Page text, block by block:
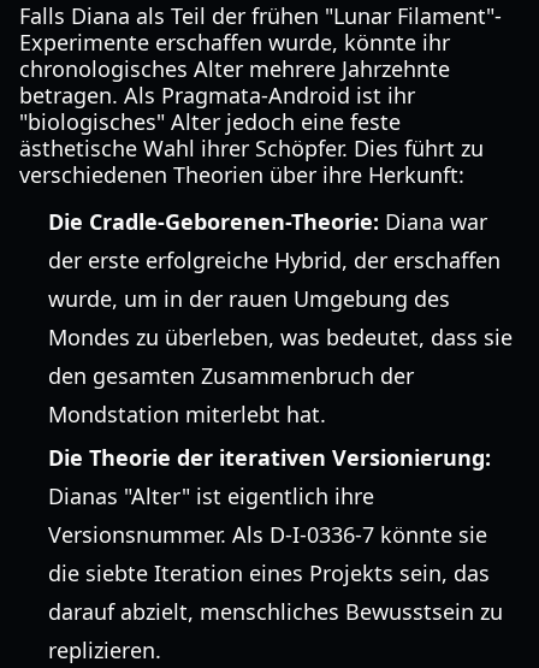
Falls Diana als Teil der frühen "Lunar Filament"-
Experimente erschaffen wurde, könnte ihr
chronologisches Alter mehrere Jahrzehnte
betragen. Als Pragmata-Android ist ihr
"biologisches" Alter jedoch eine feste
ästhetische Wahl ihrer Schöpfer. Dies führt zu
verschiedenen Theorien über ihre Herkunft:
Die Cradle-Geborenen-Theorie: Diana war
der erste erfolgreiche Hybrid, der erschaffen
wurde, um in der rauen Umgebung des
Mondes zu überleben, was bedeutet, dass sie
den gesamten Zusammenbruch der
Mondstation miterlebt hat.
Die Theorie der iterativen Versionierung:
Dianas "Alter" ist eigentlich ihre
Versionsnummer. Als D-I-0336-7 könnte sie
die siebte Iteration eines Projekts sein, das
darauf abzielt, menschliches Bewusstsein zu
replizieren.